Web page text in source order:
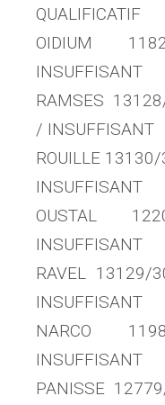
QUALIFICATIF
OIDIUM
INSUFFISANT
RAMSES
/ INSUFFISANT
ROUILLE
INSUFFISANT
OUSTAL
INSUFFISANT
RAVEL 13129/
INSUFFISANT
NARCO
INSUFFISANT
PANISSE